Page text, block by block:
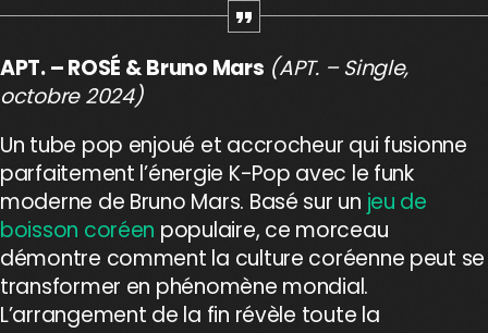
APT. – ROSÉ & Bruno Mars (APT. – Single,
octobre 2024)
Un tube pop enjoué et accrocheur qui fusionne
parfaitement l’énergie K-Pop avec le funk
moderne de Bruno Mars. Basé sur un jeu de
boisson coréen populaire, ce morceau
démontre comment la culture coréenne peut se
transformer en phénomène mondial.
L’arrangement de la fin révèle toute la